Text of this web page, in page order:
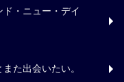
・ニュー・デイ
た出会いたい。